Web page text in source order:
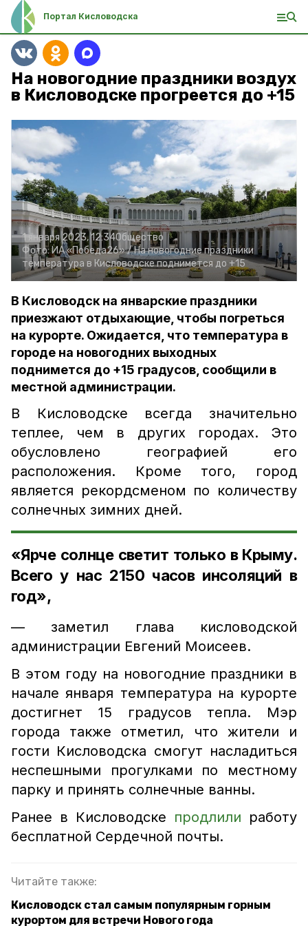
Портал Кисловодска
На новогодние праздники воздух
в Кисловодске прогреется до +15
1 января 2023, 12:34Общество
Фото:ИА «Победа26» /На новогодние праздники
температура в Кисловодске поднимется до +15
В Кисловодск на январские праздники
приезжают отдыхающие, чтобы погреться
на курорте. Ожидается, что температура в
городе на новогодних выходных
поднимется до +15 градусов, сообщили в
местной администрации.
В Кисловодске всегда значительно
теплее, чем в других городах. Это
обусловлено географией его
расположения. Кроме того, город
является рекордсменом по количеству
солнечных зимних дней.
«Ярче солнце светит только в Крыму.
Всего у нас 2150 часов инсоляций в
год»,
— заметил глава кисловодской
администрации Евгений Моисеев.
В этом году на новогодние праздники в
начале января температура на курорте
достигнет 15 градусов тепла. Мэр
города также отметил, что жители и
гости Кисловодска смогут насладиться
неспешными прогулками по местному
парку и принять солнечные ванны.
Ранее в Кисловодске продлили работу
бесплатной Сердечной почты.
Читайте также:
Кисловодск стал самым популярным горным
курортом для встречи Нового года